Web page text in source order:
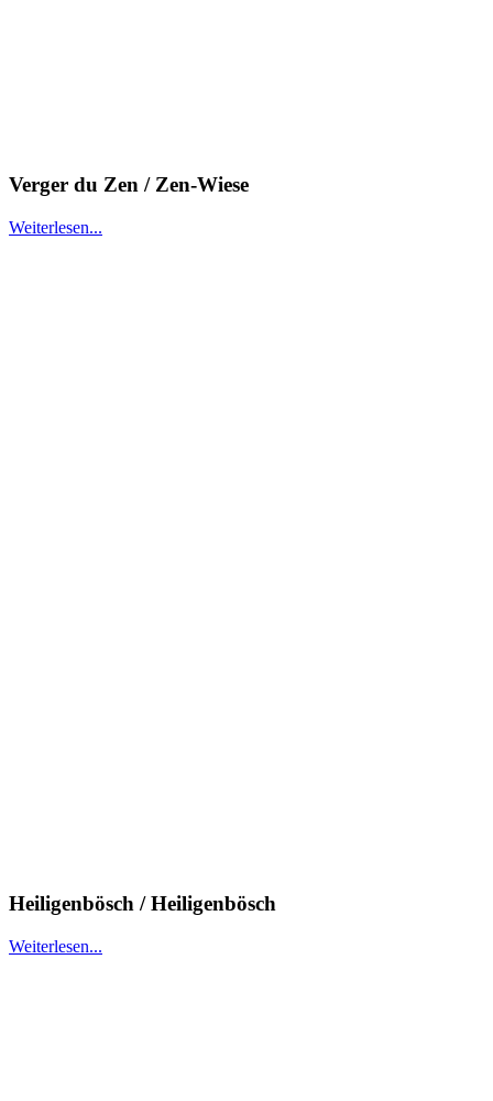
Verger du Zen / Zen-Wiese
Weiterlesen...
Heiligenbösch / Heiligenbösch
Weiterlesen...